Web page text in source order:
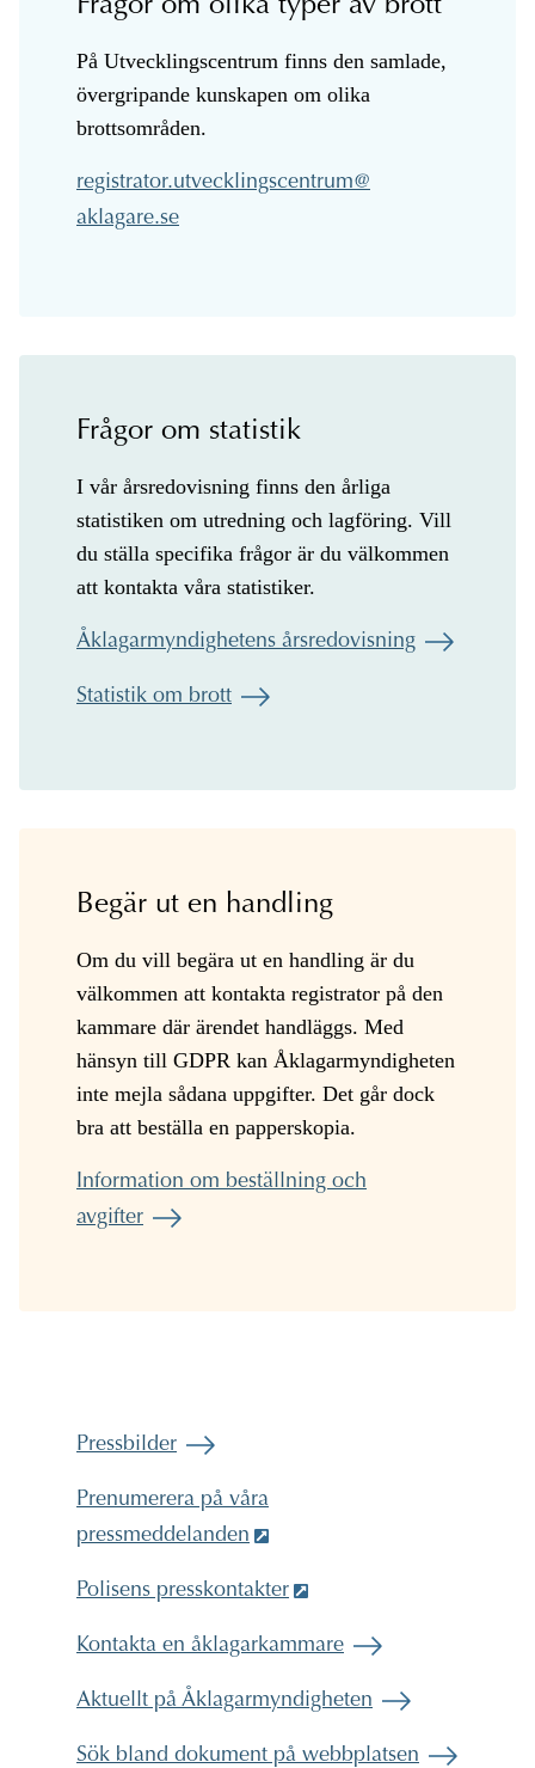
Frågor om olika typer av brott
På Utvecklingscentrum finns den samlade,
övergripande kunskapen om olika
brottsområden.
@
Frågor om statistik
I vår årsredovisning finns den årliga
statistiken om utredning och lagföring. Vill
du ställa specifika frågor är du välkommen
att kontakta våra statistiker.
Åklagarmyndighetens årsredovisning
Statistik om brott
Begär ut en handling
Om du vill begära ut en handling är du
välkommen att kontakta registrator på den
kammare där ärendet handläggs. Med
hänsyn till GDPR kan Åklagarmyndigheten
inte mejla sådana uppgifter. Det går dock
bra att beställa en papperskopia.
Information om beställning och
avgifter
Pressbilder
Prenumerera på våra
pressmeddelanden
Polisens presskontakter
Kontakta en åklagarkammare
Aktuellt på Åklagarmyndigheten
Sök bland dokument på webbplatsen